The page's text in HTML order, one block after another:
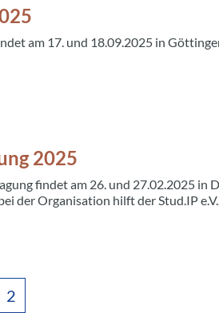
am 17. und 18.09.2025 in
2025
findet am 26. und 27.02.2025 in
der Organisation hilft der Stud.IP
2